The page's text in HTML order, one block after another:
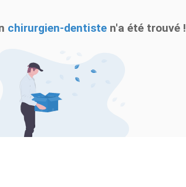
chirurgien-dentisten'a été trouvé !